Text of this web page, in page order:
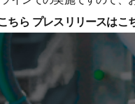
ちら プレスリリースはこ